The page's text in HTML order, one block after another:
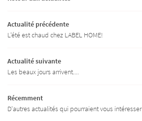
D’ENFANTS
– BRICOLAGE
ACTUALITÉS
Actualité précédente
L'été est chaud chez LABEL HOME!
Actualité suivante
Les beaux jours arrivent....
Récemment
D'autres actualités qui pourraient vous intéresser